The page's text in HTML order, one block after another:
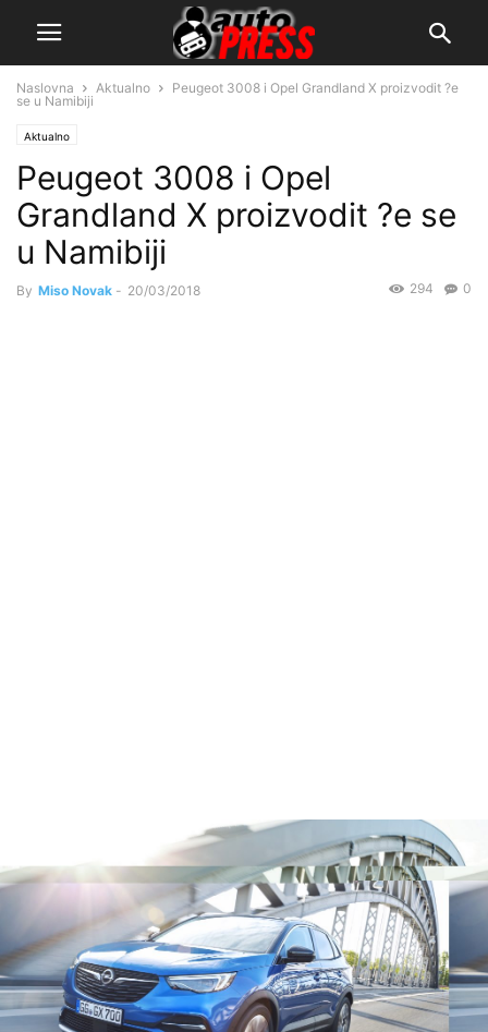
Naslovna Aktualno
Peugeot 3008 i Opel Grandland X proizvodit ?e
se u Namibiji
Aktualno
Peugeot 3008 i Opel
Grandland X proizvodit ?e se
u Namibiji
By Miso Novak - 20/03/2018 0
294